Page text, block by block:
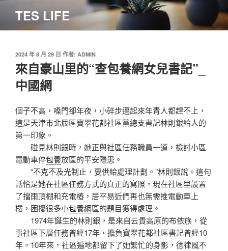
主
TES LIFE
發
佈
於
2024 年 8 月 29 日 作者: ADMIN
來自豪山里的“查包養網女兒書記”_
中國網
個子不高，嗓門卻年夜，小碎步邁起來年青人都趕不上，
這是天津市北辰區寶翠花都社區黨總支書記林則銀給人的
第一印象。
碰見林則銀時，她正與社區任務職員一道，檢討小區
電動車停包養放區的平安隱患。
“不克不及光制止，要供給處理計劃。”林則銀說。這句
話恰是她在社區任務方式的真正的寫照，現在社區里設置
了擋雨頂棚和充電樁，居平易近們再也無需推電動車上
樓，困擾很多小包養網區的題目獲得處理。
1974年誕生的林則銀，是來自云貴高原的布依族，從
事社區下層任務曾經17年，擔負寶翠花都社區書記曾經10
年。10年來，社區遍地都留下了她繁忙的身影，德律風不